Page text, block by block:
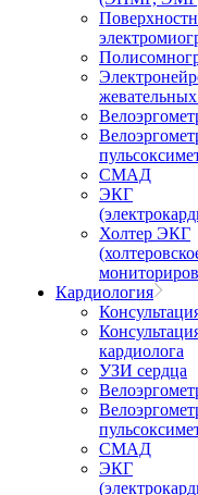
СМАД
ЭКГ
Холтер ЭКГ
Кардиология
кардиолога
УЗИ сердца
СМАД
ЭКГ